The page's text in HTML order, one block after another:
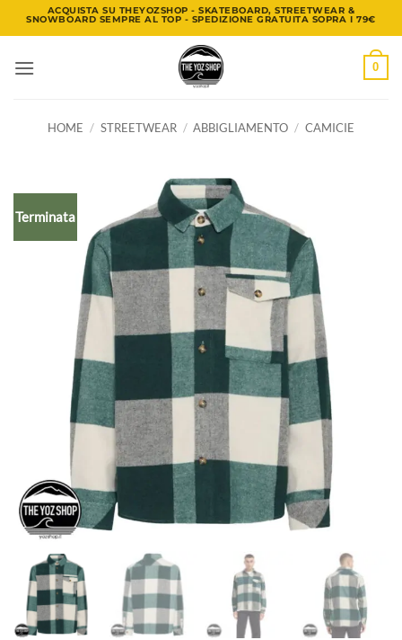
ai
ACQUISTA SU THEYOZSHOP - SKATEBOARD, STREETWEAR &
SNOWBOARD SEMPRE AL TOP - SPEDIZIONE GRATUITA SOPRA I 79€
0
HOME / STREETWEAR / ABBIGLIAMENTO / CAMICIE
Terminata